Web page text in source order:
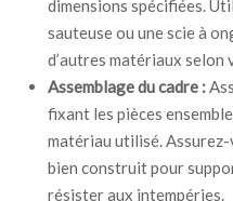
dimensions spécifiées.
sauteuse ou une scie à
d’autres matériaux selon
Assemblage du cadre :
fixant les pièces
matériau utilisé.
bien construit pour
résister aux intempéries.